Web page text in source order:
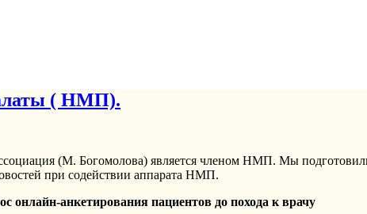
( НМП).
(М. Богомолова) является членом НМП. Мы
при содействии аппарата НМП.
онлайн-анкетирования пациентов до похода к врачу